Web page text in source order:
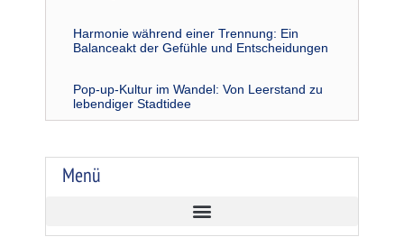
Harmonie während einer Trennung: Ein
Balanceakt der Gefühle und Entscheidungen
Pop-up-Kultur im Wandel: Von Leerstand zu
lebendiger Stadtidee
Menü